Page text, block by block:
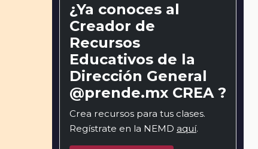
¿Ya conoces al
Creador de
Recursos
Educativos de la
Dirección General
@prende.mx CREA ?
Crea recursos para tus clases.
Regístrate en la NEMD aquí.